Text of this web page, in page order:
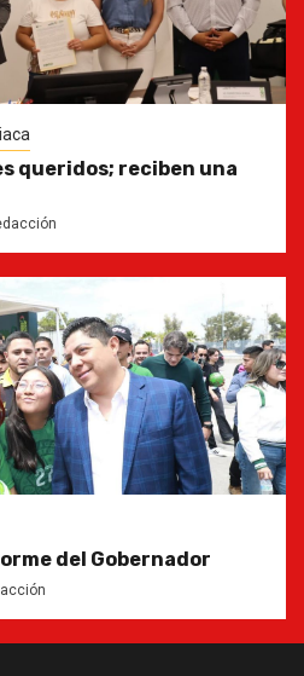
queridos; reciben una
del Gobernador